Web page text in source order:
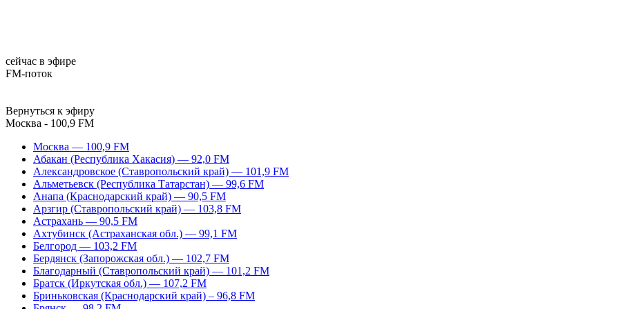
сейчас в эфире
FM-поток
Вернуться к эфиру
Москва - 100,9 FM
Москва — 100,9 FM
Абакан (Республика Хакасия) — 92,0 FM
Александровское (Ставропольский край) — 101,9 FM
Альметьевск (Республика Татарстан) — 99,6 FM
Анапа (Краснодарский край) — 90,5 FM
Арзгир (Ставропольский край) — 103,8 FM
Астрахань — 90,5 FM
Ахтубинск (Астраханская обл.) — 99,1 FM
Белгород — 103,2 FM
Бердянск (Запорожская обл.) — 102,7 FM
Благодарный (Ставропольский край) — 101,2 FM
Братск (Иркутская обл.) — 107,2 FM
Бриньковская (Краснодарский край) – 96,8 FM